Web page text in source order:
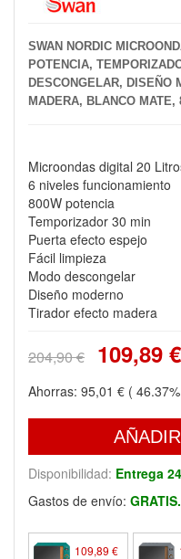
SWAN NORDIC
POTENCIA,
DESCONGELAR, DISEÑO
MADERA, BLANCO MATE,
Microondas digital 20
6 niveles funcionamiento
800W potencia
Temporizador 30 min
Puerta efecto espejo
Fácil limpieza
Modo descongelar
Diseño moderno
Tirador efecto madera
204,90 € 109,89 €
Ahorras: 95,01 € (
Disponibilidad: Entrega
Gastos de envío: GRATIS.
109,89 €